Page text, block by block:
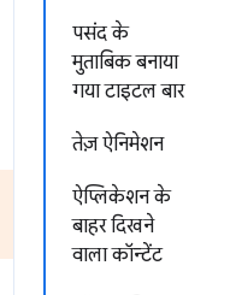
पसंद के
मुताबिक बनाया
गया टाइटल बार
तेज़ ऐनिमेशन
ऐप्लिकेशन के
बाहर दिखने
वाला कॉन्टेंट